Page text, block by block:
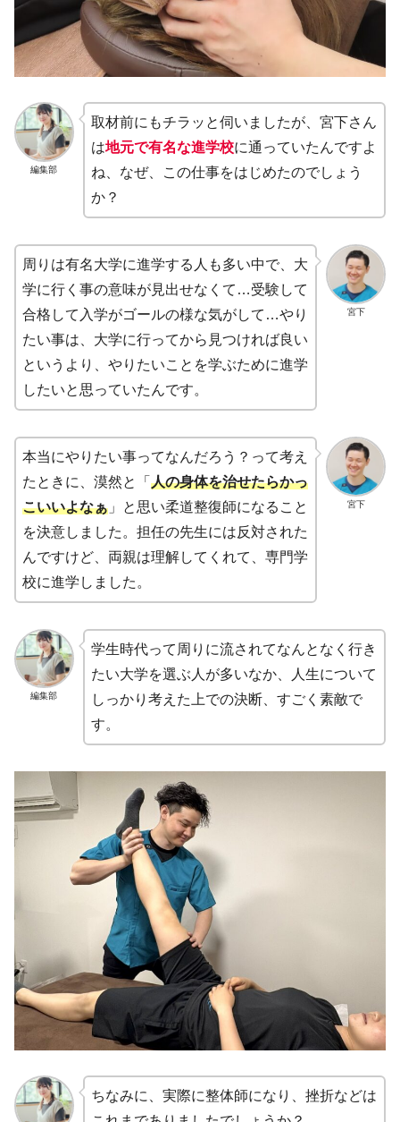
編集部
取材前にもチラッと伺いましたが、宮下さん
は地元で有名な進学校に通っていたんですよ
ね、なぜ、この仕事をはじめたのでしょう
か？
宮下
周りは有名大学に進学する人も多い中で、大
学に行く事の意味が見出せなくて…受験して
合格して入学がゴールの様な気がして…やり
たい事は、大学に行ってから見つければ良い
というより、やりたいことを学ぶために進学
したいと思っていたんです。
宮下
本当にやりたい事ってなんだろう？って考え
たときに、漠然と「 人の身体を治せたらかっ
こいいよなぁ 」と思い柔道整復師になること
を決意しました。担任の先生には反対された
んですけど、両親は理解してくれて、専門学
校に進学しました。
編集部
学生時代って周りに流されてなんとなく行き
たい大学を選ぶ人が多いなか、人生について
しっかり考えた上での決断、すごく素敵で
す。
ちなみに、実際に整体師になり、挫折などは